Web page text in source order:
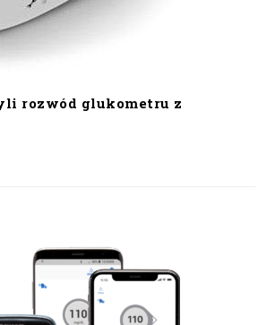
rozwód glukometru z